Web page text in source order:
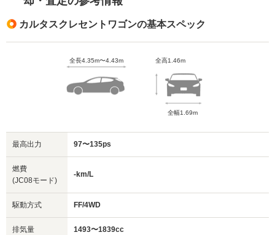
カルタスクレセントワゴンの基本スペック
全長4.35m〜4.43m 全高1.46m
全幅1.69m
最高出力 97〜135ps
燃費
(JC08モード)
-km/L
駆動方式 FF/4WD
排気量 1493〜1839cc